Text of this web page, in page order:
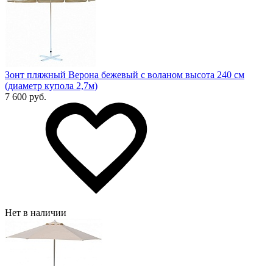
Зонт пляжный Верона бежевый с воланом высота 240 см
(диаметр купола 2,7м)
7 600 руб.
Нет в наличии